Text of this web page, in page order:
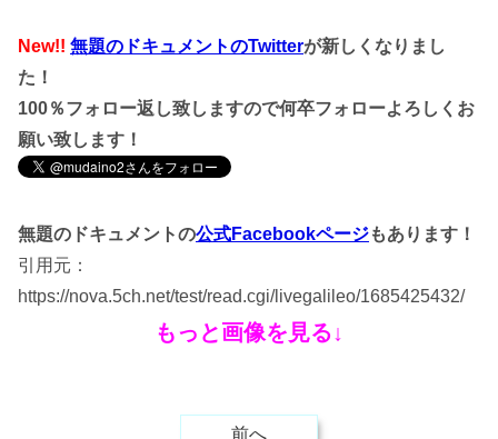
New!! 無題のドキュメントのTwitterが新しくなりまし
た！
100％フォロー返し致しますので何卒フォローよろしくお
願い致します！
無題のドキュメントの公式Facebookページもあります！
引用元：
https://nova.5ch.net/test/read.cgi/livegalileo/1685425432/
もっと画像を見る↓
前へ